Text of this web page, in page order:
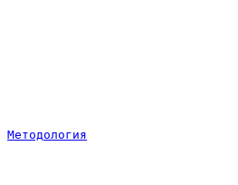
Методология